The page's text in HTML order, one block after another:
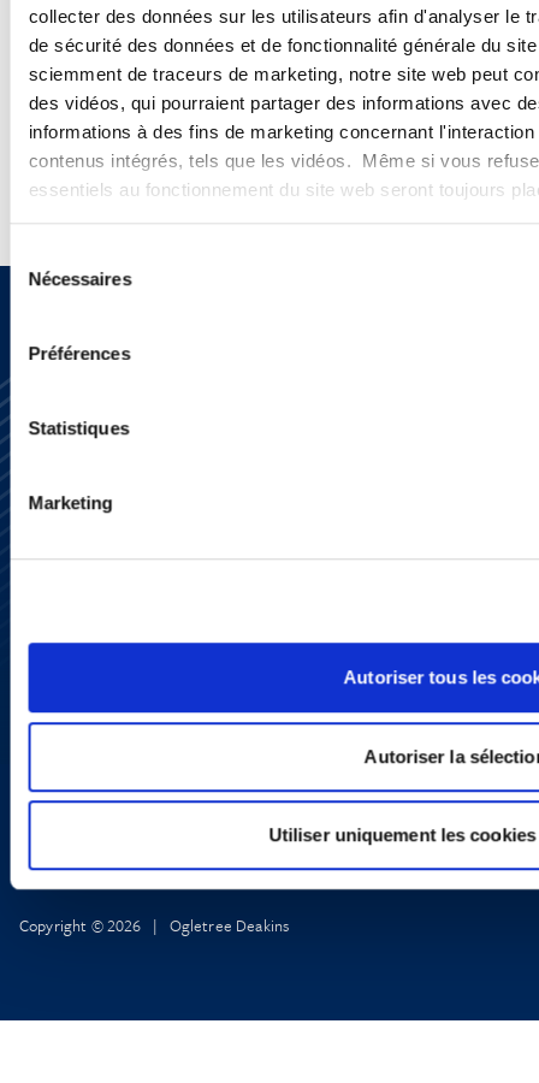
collecter des données sur les utilisateurs afin d'analyser le
de sécurité des données et de fonctionnalité générale du
sciemment de traceurs de marketing, notre site web peut
des vidéos, qui pourraient partager des informations avec
informations à des fins de marketing concernant
contenus intégrés, tels que les vidéos. Même si vous
essentiels au fonctionnement du site web seront toujours
Nécessaires
Préférences
Statistiques
Marketing
Autoriser tous les
Autoriser la
Utiliser uniquement les
Interview | Ogletree Deakins Trophée d’Or
2023 Droit Social
Interview des associés Jean-Marc Albiol et Nicolas Peixoto au
micro de Marie-Hélène Brissot (Décideurs TV)
Voir la vidéo
Press
X
Copyright © 2026 | Ogletree Deakins